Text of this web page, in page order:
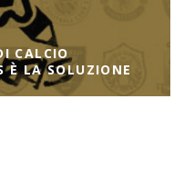
CALCIO
È LA SOLUZIONE